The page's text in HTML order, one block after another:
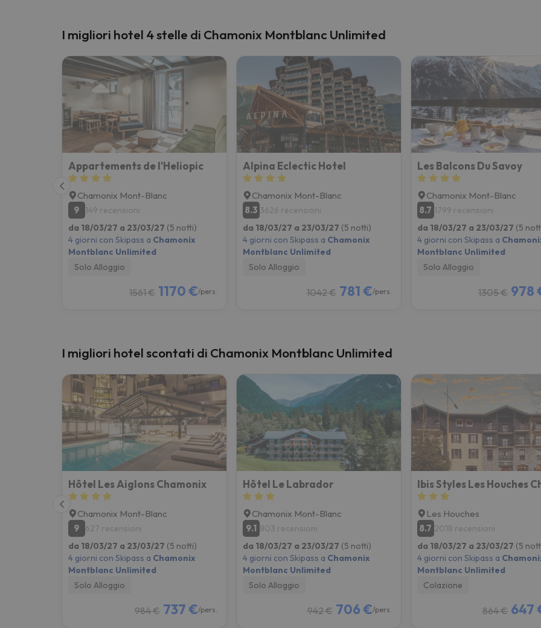
I migliori hotel 4 stelle di Chamonix Montblanc Unlimited
Appartements de l'Heliopic
Chamonix Mont-Blanc
9
149 recensioni
da 18/03/27 a 23/03/27 (5 notti)
4 giorni con Skipass a Chamonix
Montblanc Unlimited
Solo Alloggio
1561 € 1170 €/pers.
Alpina Eclectic Hotel
Chamonix Mont-Blanc
8.3 3626 recensioni
da 18/03/27 a 23/03/27 (5 notti)
4 giorni con Skipass a Chamonix
Montblanc Unlimited
Solo Alloggio
1042 € 781 €/pers.
Les Balcons Du Savoy
Chamonix Mont-Blanc
8.7 1799 recensioni
da 18/03/27 a 23/03/27 (5
4 giorni con Skipass a
Montblanc Unlimited
Solo Alloggio
1305 € 978
I migliori hotel scontati di Chamonix Montblanc Unlimited
Hôtel Les Aiglons Chamonix
Chamonix Mont-Blanc
9
627 recensioni
da 18/03/27 a 23/03/27 (5 notti)
4 giorni con Skipass a Chamonix
Montblanc Unlimited
Solo Alloggio
984 € 737 €/pers.
Hôtel Le Labrador
Chamonix Mont-Blanc
9.1 803 recensioni
da 18/03/27 a 23/03/27 (5 notti)
4 giorni con Skipass a Chamonix
Montblanc Unlimited
Solo Alloggio
942 € 706 €/pers.
Les Houches
8.7 2018 recensioni
da 18/03/27 a 23/03/27 (5
4 giorni con Skipass a
Montblanc Unlimited
Colazione
864 € 647